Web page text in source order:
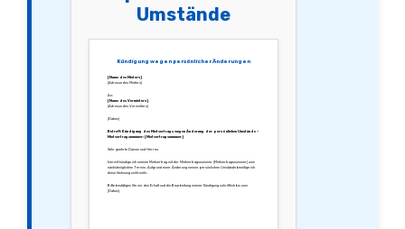
Umstände
Kündigung wegen persönlicher Änderungen
[Name des Mieters]
[Adresse des Mieters]
An:
[Name des Vermieters]
[Adresse des Vermieters]
[Datum]
Betreff: Kündigung des Mietvertrags wegen Änderung der persönlichen Umstände –
Mietvertragsnummer: [Mietvertragsnummer]
Sehr geehrte Damen und Herren,
hiermit kündige ich meinen Mietvertrag mit der Mietvertragsnummer [Mietvertragsnummer] zum
nächstmöglichen Termin. Aufgrund einer Änderung meiner persönlichen Umstände benötige ich
diese Wohnung nicht mehr.
Bitte bestätigen Sie mir den Erhalt und die Bearbeitung meiner Kündigung schriftlich bis zum
[Datum].